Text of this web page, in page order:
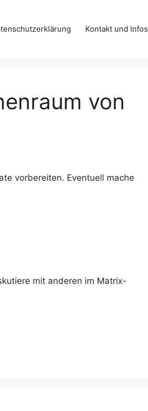
Kontakt und Infos
von
vorbereiten. Eventuell mache
mit anderen im Matrix-